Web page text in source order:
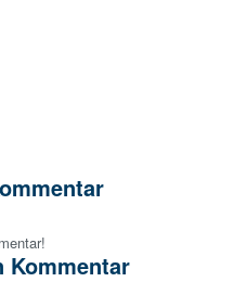
Kommentar